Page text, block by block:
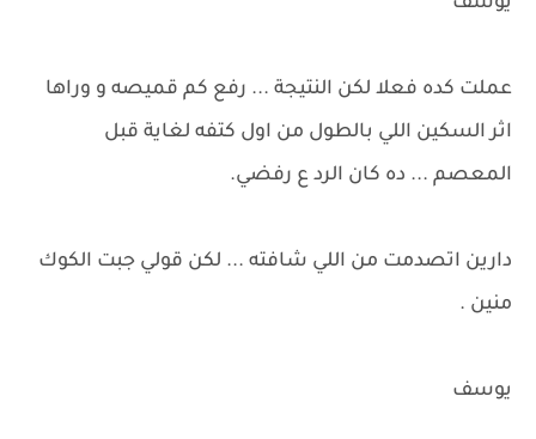
عملت كده فعلا لكن النتيجة ... رفع كم قميصه و وراها
اثر السكين اللي بالطول من اول كتفه لغاية قبل
المعصم ... ده كان الرد ع رفضي.
دارين اتصدمت من اللي شافته ... لكن قولي جبت الكوك
منين .
يوسف